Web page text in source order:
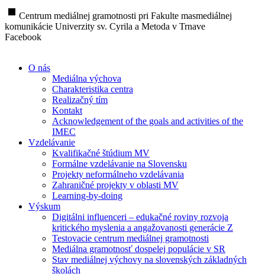
stop Centrum mediálnej gramotnosti pri Fakulte masmediálnej
komunikácie Univerzity sv. Cyrila a Metoda v Trnave
Facebook
O nás
Mediálna výchova
Charakteristika centra
Realizačný tím
Kontakt
Acknowledgement of the goals and activities of the
IMEC
Vzdelávanie
Kvalifikačné štúdium MV
Formálne vzdelávanie na Slovensku
Projekty neformálneho vzdelávania
Zahraničné projekty v oblasti MV
Learning-by-doing
Výskum
Digitálni influenceri – edukačné roviny rozvoja
kritického myslenia a angažovanosti generácie Z
Testovacie centrum mediálnej gramotnosti
Mediálna gramotnosť dospelej populácie v SR
Stav mediálnej výchovy na slovenských základných
školách